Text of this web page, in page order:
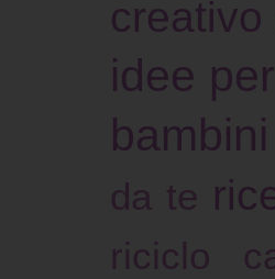
creativo
idee
bambini
da te
riciclo